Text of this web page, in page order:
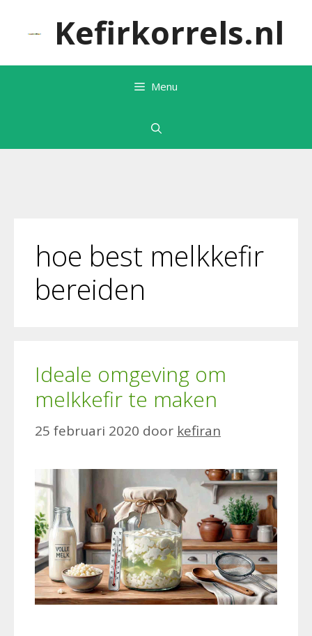
inhoud
Kefirkorrels.nl
Menu
hoe best melkkefir
bereiden
Ideale omgeving om
melkkefir te maken
25 februari 2020 door kefiran